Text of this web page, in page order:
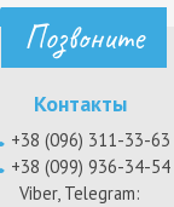
Позвоните
Контакты
+38 (096) 311-33-63
+38 (099) 936-34-54
Viber, Telegram: